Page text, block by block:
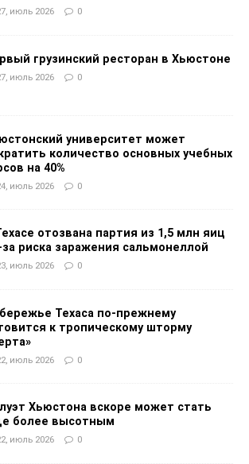
июль 2026 0
грузинский ресторан в Хьюстоне
июль 2026 0
университет может
количество основных учебных
на 40%
июль 2026 0
отозвана партия из 1,5 млн яиц
за риска заражения сальмонеллой
июль 2026 0
Техаса по-прежнему
к тропическому шторму
июль 2026 0
Хьюстона вскоре может стать
более высотным
июль 2026 0